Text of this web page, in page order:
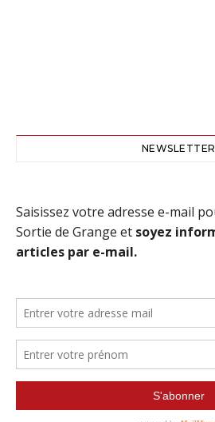
NEWSLETTER